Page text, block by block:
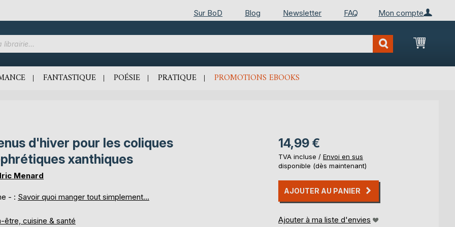
Mon compte
Sur BoD Blog Newsletter FAQ
Mon
FANTASTIQUE POÉSIE PRATIQUE PROMOTIONS EBOOKS
d'hiver pour les coliques
xanthiques
Menard
- : Savoir quoi manger tout simplement...
être, cuisine & santé
14,99 €
TVA incluse / Envoi en sus
disponible (dès maintenant)
AJOUTER AU PANIER
Ajouter à ma liste d'envies